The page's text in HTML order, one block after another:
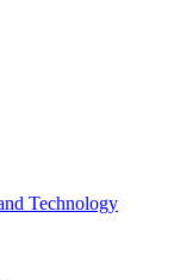
Technology